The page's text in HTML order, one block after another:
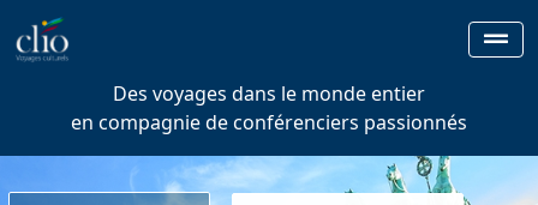
Des voyages dans le monde entier
en compagnie de conférenciers passionnés